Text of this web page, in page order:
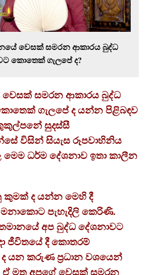
වෙසක් සමරන ආකාරය බුද්ධ
කොතෙක් ගැලපේ ද?
වෙසක් සමරන ආකාරය බුද්ධ
ගැලපේ ද යන්න පිළිබඳව
සුදස්සී
විසින් සියැස රූපවාහිනිය
ධර්ම දේශනාව ඉතා කාලීන
ද යන්න මෙහි දී
පැහැදිලි කෙරිණි.
අප බුද්ධ දේශනාවට
ජීවිතයේ දී කොතරම්
ද යන කරුණ ප්‍රධාන වශයෙන්
ඒ මත අපගේ වෙසක් සමරන